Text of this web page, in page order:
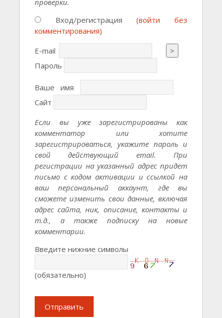
Вход/регистрация(войти без
комментирования)
E-mail
>
Пароль
Ваше имя
Сайт
Если вы уже зарегистрированы как
комментатор или хотите
зарегистрироваться, укажите пароль и
свой действующий email. При
регистрации на указанный адрес придет
письмо с кодом активации и ссылкой на
ваш персональный аккаунт, где вы
сможете изменить свои данные, включая
адрес сайта, ник, описание, контакты и
т.д., а также подписку на новые
комментарии.
Введите нижние символы
(обязательно)
Отправить